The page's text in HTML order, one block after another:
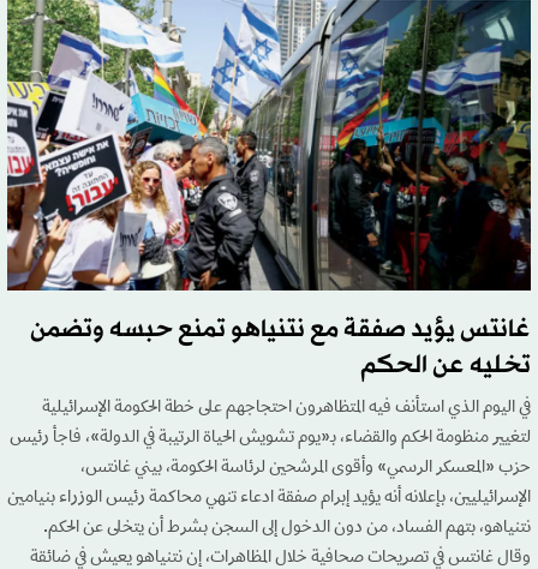
غانتس يؤيد صفقة مع نتنياهو تمنع حبسه وتضمن
تخليه عن الحكم
في اليوم الذي استأنف فيه المتظاهرون احتجاجهم على خطة الحكومة الإسرائيلية
لتغيير منظومة الحكم والقضاء، بـ«يوم تشويش الحياة الرتيبة في الدولة»، فاجأ رئيس
حزب «المعسكر الرسمي» وأقوى المرشحين لرئاسة الحكومة، بيني غانتس،
الإسرائيليين، بإعلانه أنه يؤيد إبرام صفقة ادعاء تنهي محاكمة رئيس الوزراء بنيامين
نتنياهو، بتهم الفساد، من دون الدخول إلى السجن بشرط أن يتخلى عن الحكم.
وقال غانتس في تصريحات صحافية خلال المظاهرات، إن نتنياهو يعيش في ضائقة